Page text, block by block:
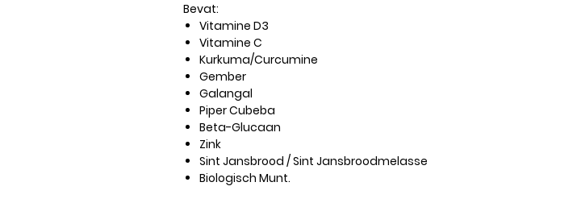
Bevat:
Vitamine D3
Vitamine C
Kurkuma/Curcumine
Gember
Galangal
Piper Cubeba
Beta-Glucaan
Zink
Sint Jansbrood / Sint Jansbroodmelasse
Biologisch Munt.